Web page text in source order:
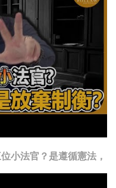
小法官？是遵循憲法，